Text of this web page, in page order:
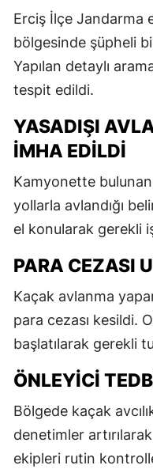
Erciş İlçe Jandarma
bölgesinde şüpheli
Yapılan detaylı
tespit edildi.
YASADIŞI
İMHA EDILDI
Kamyonette
yollarla avlandığı
el konularak gerekli
PARA CEZASI
Kaçak avlanma
para cezası kesildi.
başlatılarak gerekli
ÖNLEYICI
Bölgede kaçak
denetimler
ekipleri rutin